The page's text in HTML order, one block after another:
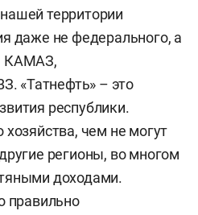
территории
даже не федерального, а
КАМАЗ,
«Татнефть» – это
республики.
хозяйства, чем не могут
регионы, во многом
доходами.
правильно